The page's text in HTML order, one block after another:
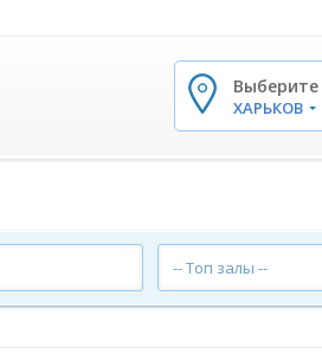
Выберите
ХАРЬКОВ
-- Топ залы --